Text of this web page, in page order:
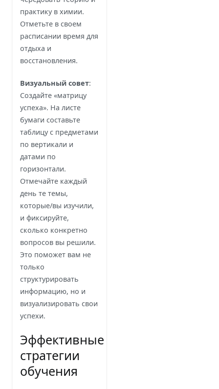
практику в химии.
Отметьте в своем
расписании время для
отдыха и
восстановления.
Визуальный совет:
Создайте «матрицу
успеха». На листе
бумаги составьте
таблицу с предметами
по вертикали и
датами по
горизонтали.
Отмечайте каждый
день те темы,
которые/вы изучили,
и фиксируйте,
сколько конкретно
вопросов вы решили.
Это поможет вам не
только
структурировать
информацию, но и
визуализировать свои
успехи.
Эффективные
стратегии
обучения